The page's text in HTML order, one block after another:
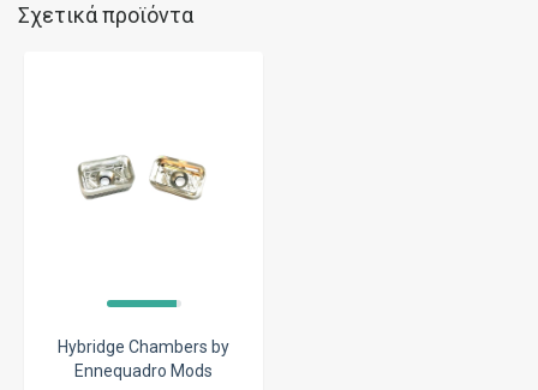
Σχετικά προϊόντα
Hybridge Chambers by
Ennequadro Mods